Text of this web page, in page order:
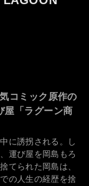
コミック原作の
屋「ラグーン商
に誘拐される。し
運び屋を岡島もろ
てられた岡島は、
の人生の経歴を捨